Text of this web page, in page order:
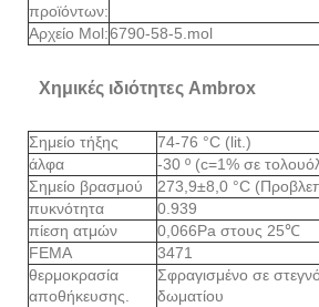
προϊόντων:
Αρχείο Mol:6790-58-5.mol
Χημικές ιδιότητες Ambrox
Σημείο τήξης
74-76 °C (lit.)
άλφα
-30 º (c=1% σε
Σημείο βρασμού
273,9±8,0 °C
πυκνότητα
0.939
πίεση ατμών
0,066Pa στους 25℃
FEMA
3471
θερμοκρασία
αποθήκευσης.
Σφραγισμένο σε
δωματίου